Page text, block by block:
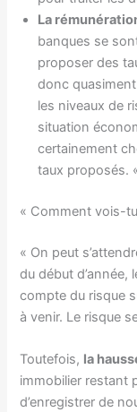
La
banques se
proposer des
donc
les niveaux de
situation
certainement
taux proposés.
« Comment vois-
« On peut
du début
compte du risque
à venir. Le risque
Toutefois, la
immobilier restant
d’enregistrer de